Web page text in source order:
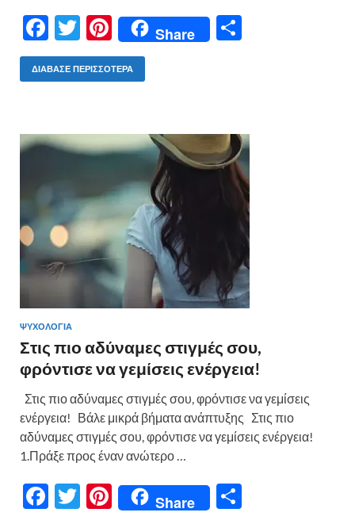
F
ac
e
o
o
k
T
w
itt
Pi
nt
er
t
Share
σ
τε
ίτ
ε
ΔΙΆΒΑΣΕ ΠΕΡΙΣΣΌΤΕΡΑ
ΨΥΧΟΛΟΓΙΑ
Στις πιο αδύναμες στιγμές σου,
φρόντισε να γεμίσεις ενέργεια!
Στις πιο αδύναμες στιγμές σου, φρόντισε να γεμίσεις
ενέργεια! Βάλε μικρά βήματα ανάπτυξης Στις πιο
αδύναμες στιγμές σου, φρόντισε να γεμίσεις ενέργεια!
1.Πράξε προς έναν ανώτερο …
F
T
Pi
Share